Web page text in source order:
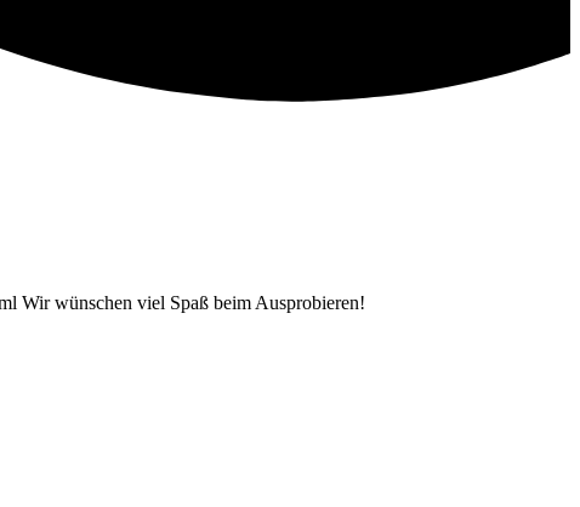
Wir wünschen viel Spaß beim Ausprobieren!